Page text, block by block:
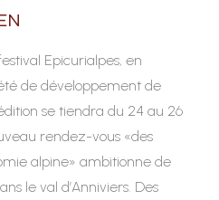
Epicurialpes, en
de développement de
se tiendra du 24 au 26
rendez-vous «des
alpine» ambitionne de
le val d’Anniviers. Des